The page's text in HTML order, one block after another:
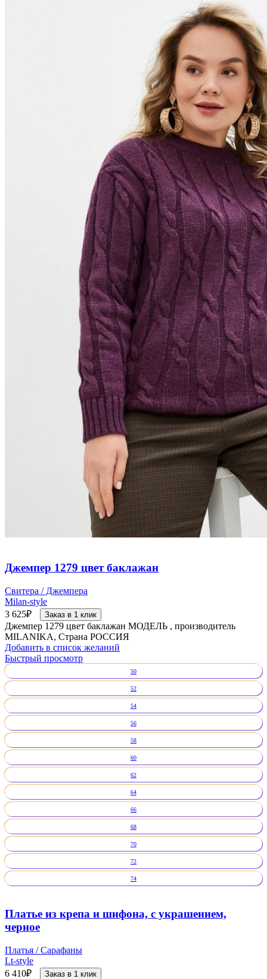
Джемпер 1279 цвет баклажан
Свитера / Джемпера
Milan-style
3 625₽ Заказ в 1 клик
Джемпер 1279 цвет баклажан МОДЕЛЬ , производитель
MILANIKA, Страна РОССИЯ
Добавить в список желаний
Быстрый просмотр
50
52
54
56
58
60
62
64
66
68
70
72
74
Платье из крепа и шифона, с украшением,
черное
Платья / Сарафаны
Lt-style
6 410₽ Заказ в 1 клик